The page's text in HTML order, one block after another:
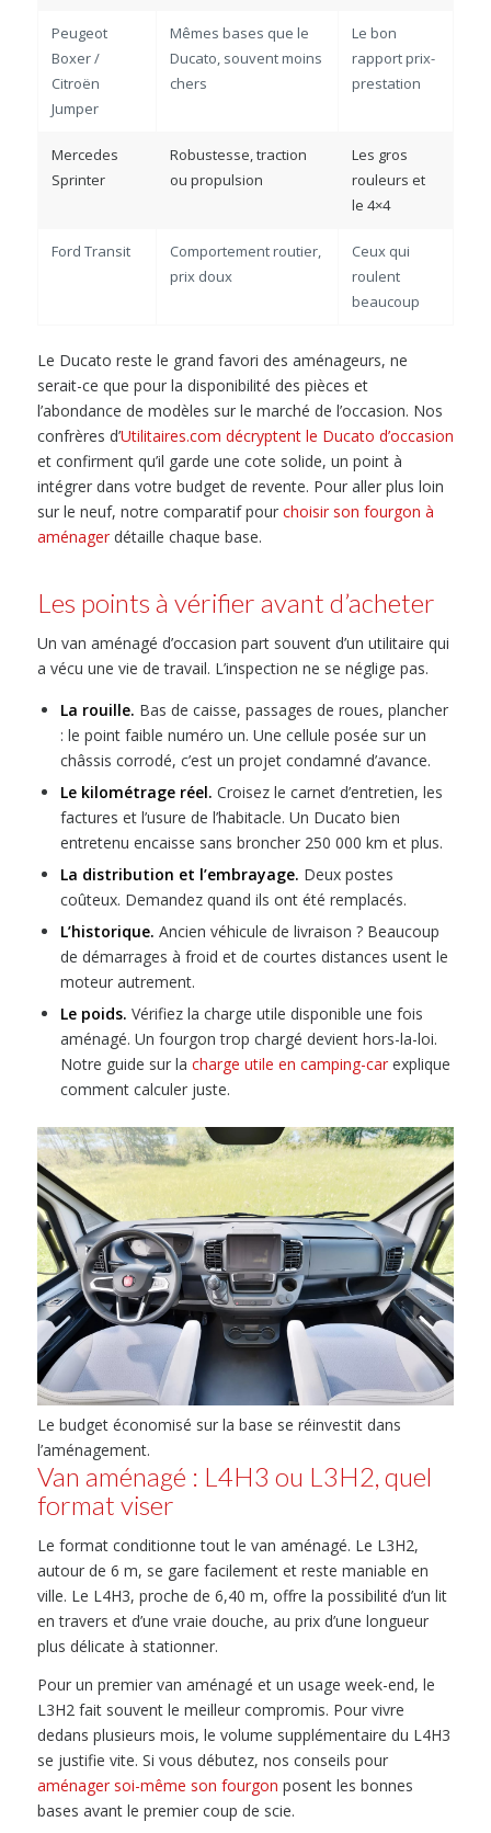
Peugeot
Boxer /
Citroën
Jumper
Mêmes bases que le
Ducato, souvent moins
chers
Le bon
rapport prix-
prestation
Mercedes
Sprinter
Robustesse, traction
ou propulsion
Les gros
rouleurs et
le 4×4
Ford Transit
Comportement routier,
prix doux
Ceux qui
roulent
beaucoup
Le Ducato reste le grand favori des aménageurs, ne
serait-ce que pour la disponibilité des pièces et
l’abondance de modèles sur le marché de l’occasion. Nos
confrères d’Utilitaires.com décryptent le Ducato d’occasion
et confirment qu’il garde une cote solide, un point à
intégrer dans votre budget de revente. Pour aller plus loin
sur le neuf, notre comparatif pour choisir son fourgon à
aménagerdétaille chaque base.
Les points à vérifier avant d’acheter
Un van aménagé d’occasion part souvent d’un utilitaire qui
a vécu une vie de travail. L’inspection ne se néglige pas.
La rouille. Bas de caisse, passages de roues, plancher
: le point faible numéro un. Une cellule posée sur un
châssis corrodé, c’est un projet condamné d’avance.
Le kilométrage réel. Croisez le carnet d’entretien, les
factures et l’usure de l’habitacle. Un Ducato bien
entretenu encaisse sans broncher 250 000 km et plus.
La distribution et l’embrayage. Deux postes
coûteux. Demandez quand ils ont été remplacés.
L’historique. Ancien véhicule de livraison ? Beaucoup
de démarrages à froid et de courtes distances usent le
moteur autrement.
Le poids. Vérifiez la charge utile disponible une fois
aménagé. Un fourgon trop chargé devient hors-la-loi.
Notre guide sur la charge utile en camping-carexplique
comment calculer juste.
Le budget économisé sur la base se réinvestit dans
l’aménagement.
Van aménagé : L4H3 ou L3H2, quel
format viser
Le format conditionne tout le van aménagé. Le L3H2,
autour de 6 m, se gare facilement et reste maniable en
ville. Le L4H3, proche de 6,40 m, offre la possibilité d’un lit
en travers et d’une vraie douche, au prix d’une longueur
plus délicate à stationner.
Pour un premier van aménagé et un usage week-end, le
L3H2 fait souvent le meilleur compromis. Pour vivre
dedans plusieurs mois, le volume supplémentaire du L4H3
se justifie vite. Si vous débutez, nos conseils pour
aménager soi-même son fourgon posent les bonnes
bases avant le premier coup de scie.